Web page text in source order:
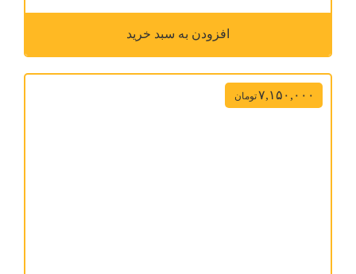
۷,۱۵۰,۰۰۰تومان
افزودن به سبد خرید